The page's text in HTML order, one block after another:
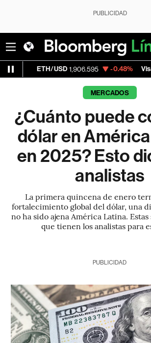
PUBLICIDAD
1,906.595 -0.48% Visa 368.54 -
MERCADOS
¿Cuánto puede
dólar en
en 2025? Esto
analistas
La primera quincena de enero
fortalecimiento global del dólar, una
no ha sido ajena América Latina. Estas
que tienen los analistas para
PUBLICIDAD